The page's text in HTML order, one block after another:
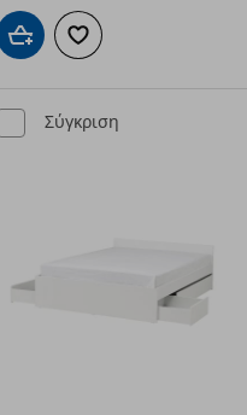
Προσθήκη στο καλάθι
Προσθήκη στα
Σύγκριση